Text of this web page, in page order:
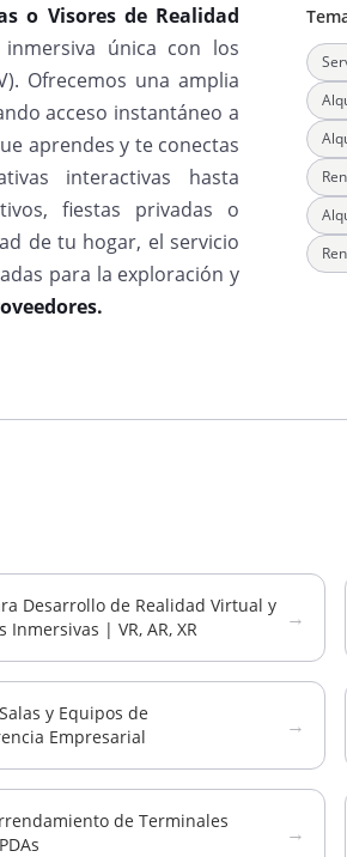
o Visores de Realidad
única con los
Ofrecemos una amplia
acceso instantáneo a
aprendes y te conectas
interactivas hasta
fiestas privadas o
de tu hogar, el servicio
para la exploración y
Desarrollo de Realidad Virtual y
Inmersivas | VR, AR, XR
→
y Equipos de
Empresarial
→
de Terminales
→